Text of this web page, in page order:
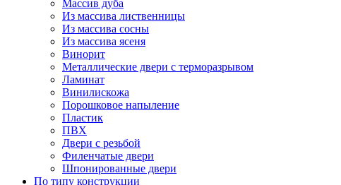
Массив дуба
Из массива лиственницы
Из массива сосны
Из массива ясеня
Винорит
Металлические двери с терморазрывом
Ламинат
Винилискожа
Порошковое напыление
Пластик
ПВХ
Двери с резьбой
Филенчатые двери
Шпонированные двери
По типу конструкции